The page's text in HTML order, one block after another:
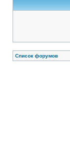
Список форумов